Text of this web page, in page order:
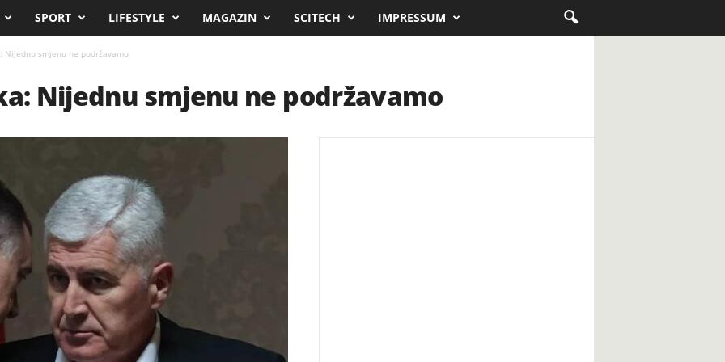
SPORT LIFESTYLE MAGAZIN SCITECH IMPRESSUM
Nijednu smjenu ne podržavamo
Nijednu smjenu ne podržavamo